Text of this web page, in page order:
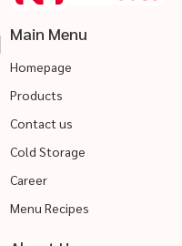
Main Menu
Homepage
Products
Contact us
Cold Storage
Career
Menu Recipes